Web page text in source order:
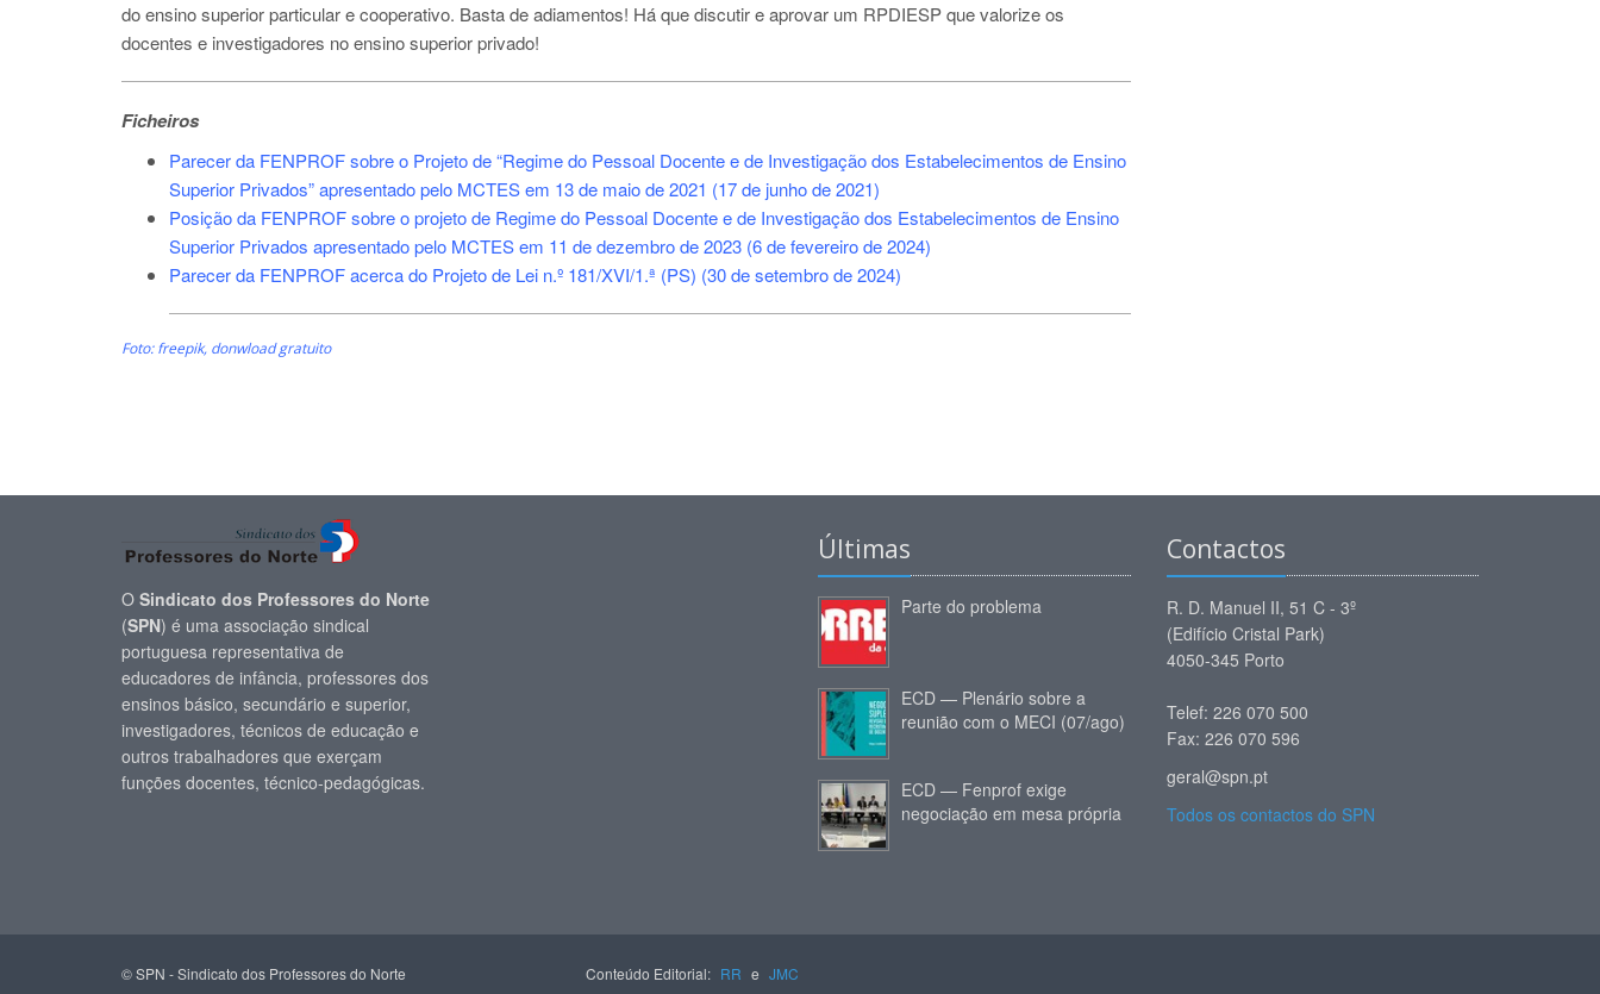
do ensino superior particular e cooperativo. Basta de adiamentos! Há que discutir e aprovar um RPDIESP que valorize os
docentes e investigadores no ensino superior privado!
Ficheiros
Parecer da FENPROF sobre o Projeto de “Regime do Pessoal Docente e de Investigação dos Estabelecimentos de Ensino
Superior Privados” apresentado pelo MCTES em 13 de maio de 2021 (17 de junho de 2021)
Posição da FENPROF sobre o projeto de Regime do Pessoal Docente e de Investigação dos Estabelecimentos de Ensino
Superior Privados apresentado pelo MCTES em 11 de dezembro de 2023 (6 de fevereiro de 2024)
Parecer da FENPROF acerca do Projeto de Lei n.º 181/XVI/1.ª (PS) (30 de setembro de 2024)
Foto: freepik, donwload gratuito
O Sindicato dos Professores do Norte
(SPN) é uma associação sindical
portuguesa representativa de
educadores de infância, professores dos
ensinos básico, secundário e superior,
investigadores, técnicos de educação e
outros trabalhadores que exerçam
funções docentes, técnico-pedagógicas.
Últimas
Parte do problema
ECD — Plenário sobre a
reunião com o MECI (07/ago)
ECD — Fenprof exige
negociação em mesa própria
Contactos
R. D. Manuel II, 51 C - 3º
(Edifício Cristal Park)
4050-345 Porto
Telef: 226 070 500
Fax: 226 070 596
geral@spn.pt
Todos os contactos do SPN
© SPN - Sindicato dos Professores do Norte Conteúdo Editorial: RR e JMC